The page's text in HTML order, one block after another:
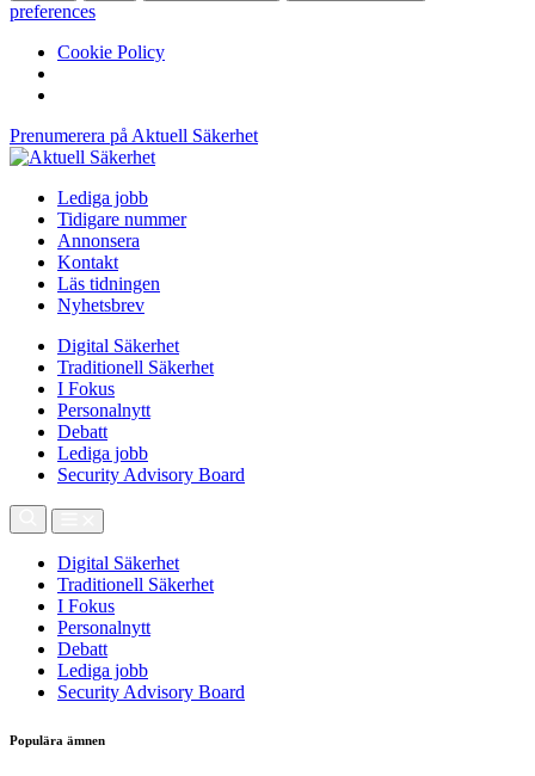
preferences
Cookie Policy
Prenumerera på Aktuell Säkerhet
Lediga jobb
Tidigare nummer
Annonsera
Kontakt
Läs tidningen
Nyhetsbrev
Digital Säkerhet
Traditionell Säkerhet
I Fokus
Personalnytt
Debatt
Lediga jobb
Security Advisory Board
Digital Säkerhet
Traditionell Säkerhet
I Fokus
Personalnytt
Debatt
Lediga jobb
Security Advisory Board
Populära ämnen